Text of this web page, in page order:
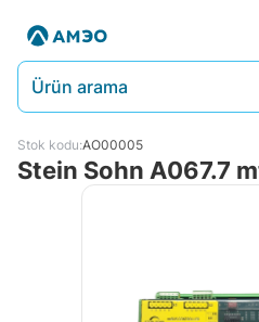
Ürün arama
Stok kodu:AO00005
Stein Sohn A067.7